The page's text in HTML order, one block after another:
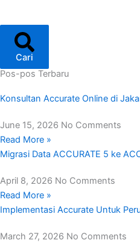
Cari
Pos-pos Terbaru
Konsultan Accurate Online di
June 15, 2026 No Comments
Read More »
Migrasi Data ACCURATE 5 ke
April 8, 2026 No Comments
Read More »
Implementasi Accurate Untuk
March 27, 2026 No Comments